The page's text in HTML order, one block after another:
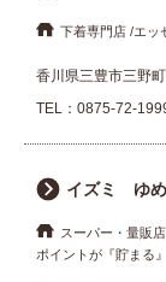
下着専門店 エッ
香川県三豊市三野
TEL： 0875-72-
イズミ ゆ
スーパー・量販店
ポイントが『貯まる